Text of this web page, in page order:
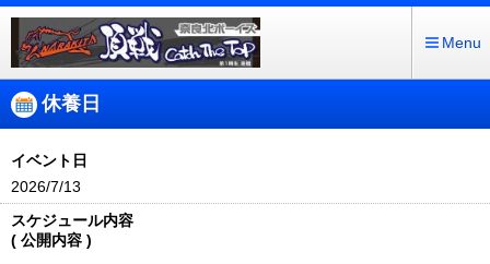
Menu
休養日
イベント日
2026/7/13
スケジュール内容
( 公開内容 )